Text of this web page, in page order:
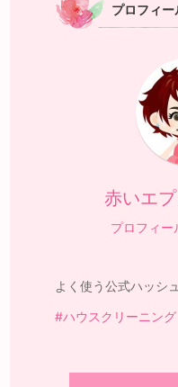
プロフィー
赤いエ
プロフィー
よく使う公式ハッシ
#ハウスクリーニング